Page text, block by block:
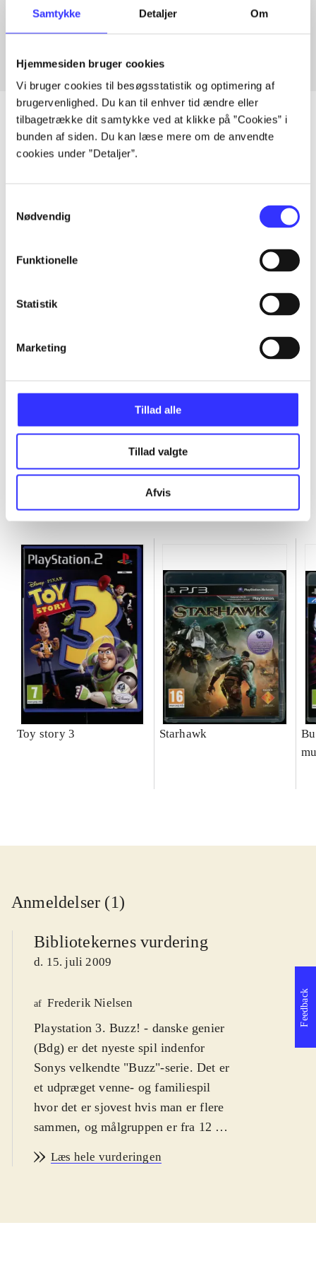
Samtykke Detaljer Om
Hjemmesiden bruger cookies
Vi bruger cookies til besøgsstatistik og optimering af
brugervenlighed. Du kan til enhver tid ændre eller
tilbagetrække dit samtykke ved at klikke på ”Cookies” i
bunden af siden. Du kan læse mere om de anvendte
cookies under ”Detaljer”.
Nødvendig
Funktionelle
Statistik
Marketing
Tillad alle
Tillad valgte
Afvis
Artikler
...
...
...
Minder om
Toy story 3 Starhawk
Anmeldelser (1)
Bibliotekernes vurdering
d. 15. juli 2009
af Frederik Nielsen
Playstation 3. Buzz! - danske genier
(Bdg) er det nyeste spil indenfor
Sonys velkendte "Buzz"-serie. Det er
et udpræget venne- og familiespil
hvor det er sjovest hvis man er flere
sammen, og målgruppen er fra 12 år.
PEGI: 12+ med ikon for vold
over 4000 nye spørgsmål, men nu
Læs hele vurderingen
Feedback